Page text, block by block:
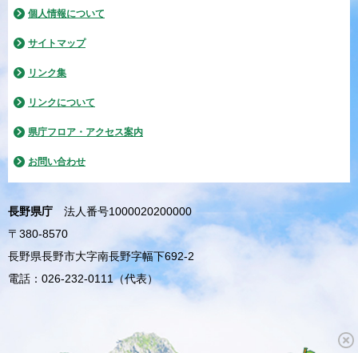
個人情報について
サイトマップ
リンク集
リンクについて
県庁フロア・アクセス案内
お問い合わせ
長野県庁
法人番号1000020200000
〒380-8570
長野県長野市大字南長野字幅下692-2
電話：026-232-0111（代表）